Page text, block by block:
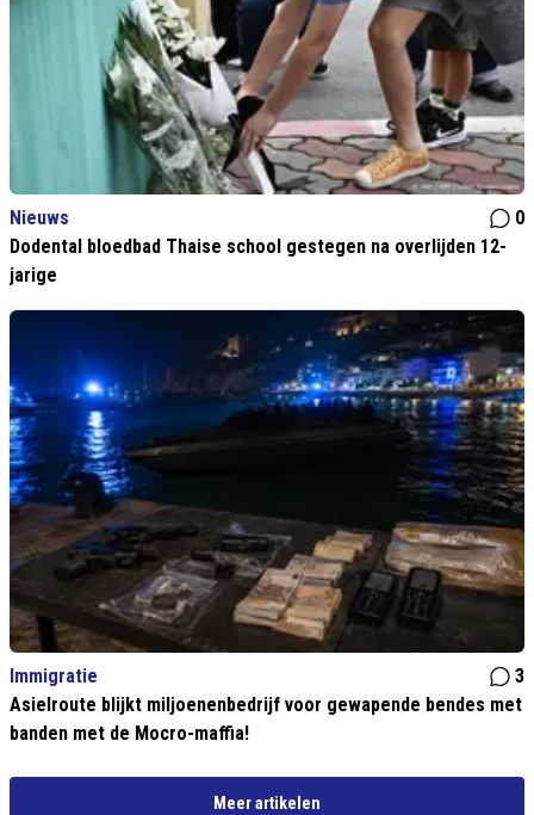
Nieuws
0
Dodental bloedbad Thaise school gestegen na overlijden 12-
jarige
Immigratie
3
Asielroute blijkt miljoenenbedrijf voor gewapende bendes met
banden met de Mocro-maffia!
Meer artikelen